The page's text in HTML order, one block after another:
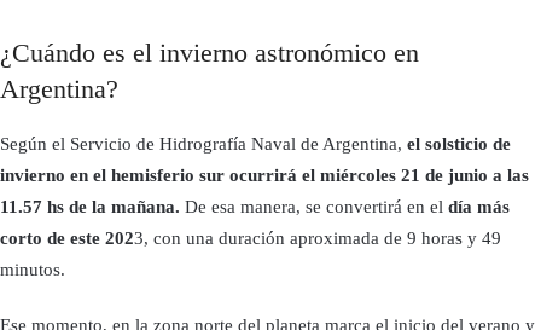
¿Cuándo es el invierno astronómico en
Argentina?
Según el Servicio de Hidrografía Naval de Argentina, el solsticio de
invierno en el hemisferio sur ocurrirá el miércoles 21 de junio a las
11.57 hs de la mañana. De esa manera, se convertirá en el día más
corto de este 2023, con una duración aproximada de 9 horas y 49
minutos.
Ese momento, en la zona norte del planeta marca el inicio del verano y